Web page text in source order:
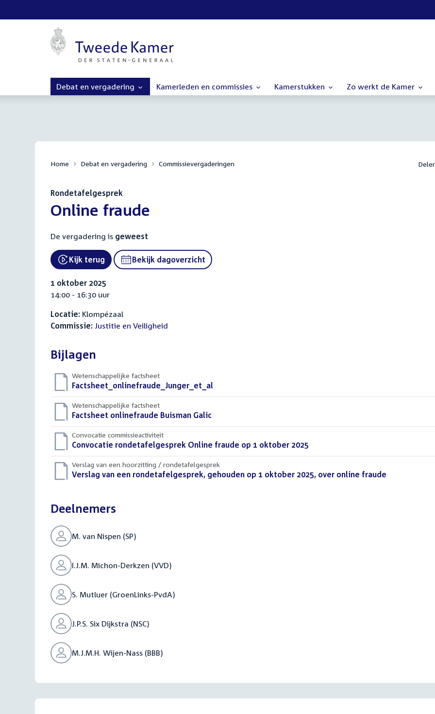
Debat en vergadering Kamerleden en commissies Kamerstukken Zo werkt de Kamer
Home Debat en vergadering Commissievergaderingen
Rondetafelgesprek
:Online fraude
De vergadering is geweest
External link:
Kijk terug Bekijk dagoverzicht
1 oktober 2025
14:00 - 16:30 uur
Locatie: Klompézaal
Commissie: Justitie en Veiligheid
Bijlagen
Wetenschappelijke factsheet
Download
bestand:
Factsheet_onlinefraude_Junger_et_al
Wetenschappelijke factsheet
Download
bestand:
Factsheet onlinefraude Buisman Galic
Convocatie commissieactiviteit
Download
bestand:
Convocatie rondetafelgesprek Online fraude op 1 oktober 2025
Verslag van een hoorzitting / rondetafelgesprek
Download
Verslag van een rondetafelgesprek, gehouden op 1 oktober 2025, over online fraude
Deelnemers
M. van Nispen (SP)
I.J.M. Michon-Derkzen (VVD)
S. Mutluer (GroenLinks-PvdA)
J.P.S. Six Dijkstra (NSC)
M.J.M.H. Wijen-Nass (BBB)